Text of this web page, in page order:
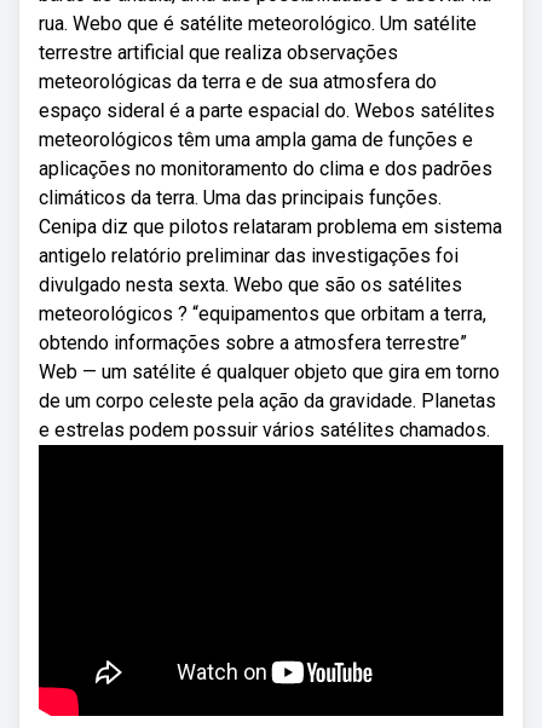
rua. Webo que é satélite meteorológico. Um satélite
terrestre artificial que realiza observações
meteorológicas da terra e de sua atmosfera do
espaço sideral é a parte espacial do. Webos satélites
meteorológicos têm uma ampla gama de funções e
aplicações no monitoramento do clima e dos padrões
climáticos da terra. Uma das principais funções.
Cenipa diz que pilotos relataram problema em sistema
antigelo relatório preliminar das investigações foi
divulgado nesta sexta. Webo que são os satélites
meteorológicos ? “equipamentos que orbitam a terra,
obtendo informações sobre a atmosfera terrestre”
Web — um satélite é qualquer objeto que gira em torno
de um corpo celeste pela ação da gravidade. Planetas
e estrelas podem possuir vários satélites chamados.